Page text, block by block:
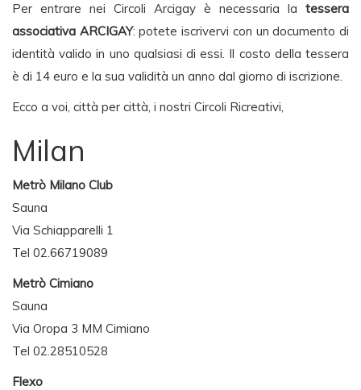
Per entrare nei Circoli Arcigay è necessaria la tessera
associativa ARCIGAY: potete iscrivervi con un documento di
identità valido in uno qualsiasi di essi. Il costo della tessera
è di 14 euro e la sua validità un anno dal giorno di iscrizione.
Ecco a voi, città per città, i nostri Circoli Ricreativi,
Milan
Metrò Milano Club
Sauna
Via Schiapparelli 1
Tel 02.66719089
Metrò Cimiano
Sauna
Via Oropa 3 MM Cimiano
Tel 02.28510528
Flexo